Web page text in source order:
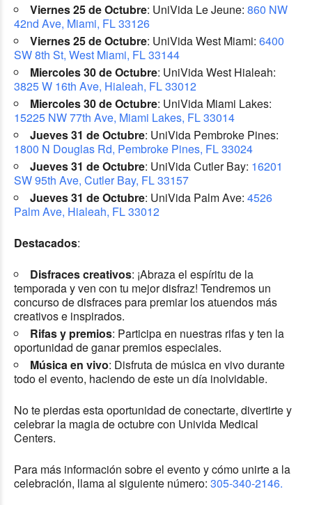
Viernes 25 de Octubre: UniVida Le Jeune: 860 NW
42nd Ave, Miami, FL 33126
Viernes 25 de Octubre: UniVida West Miami: 6400
SW 8th St, West Miami, FL 33144
Miercoles 30 de Octubre: UniVida West Hialeah:
3825 W 16th Ave, Hialeah, FL 33012
Miercoles 30 de Octubre: UniVida Miami Lakes:
15225 NW 77th Ave, Miami Lakes, FL 33014
Jueves 31 de Octubre: UniVida Pembroke Pines:
1800 N Douglas Rd, Pembroke Pines, FL 33024
Jueves 31 de Octubre: UniVida Cutler Bay: 16201
SW 95th Ave, Cutler Bay, FL 33157
Jueves 31 de Octubre: UniVida Palm Ave: 4526
Palm Ave, Hialeah, FL 33012
Destacados:
Disfraces creativos: ¡Abraza el espíritu de la
temporada y ven con tu mejor disfraz! Tendremos un
concurso de disfraces para premiar los atuendos más
creativos e inspirados.
Rifas y premios: Participa en nuestras rifas y ten la
oportunidad de ganar premios especiales.
Música en vivo: Disfruta de música en vivo durante
todo el evento, haciendo de este un día inolvidable.
No te pierdas esta oportunidad de conectarte, divertirte y
celebrar la magia de octubre con Univida Medical
Centers.
Para más información sobre el evento y cómo unirte a la
celebración, llama al siguiente número: 305-340-2146.